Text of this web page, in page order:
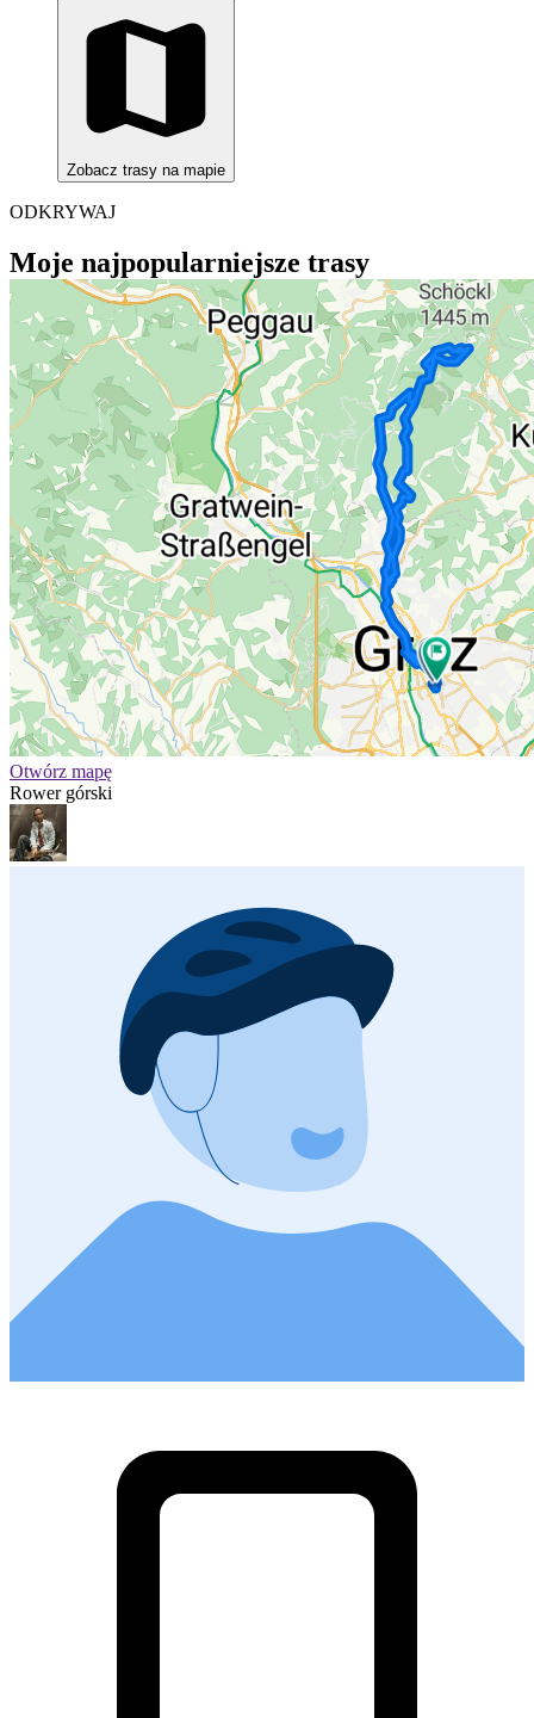
Zobacz trasy na mapie
ODKRYWAJ
Moje najpopularniejsze trasy
Otwórz mapę
Rower górski